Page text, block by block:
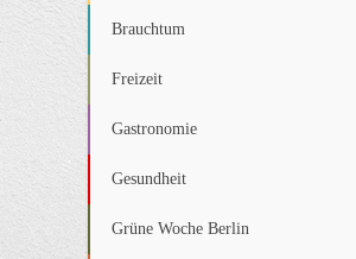
Brauchtum
Freizeit
Gastronomie
Gesundheit
Grüne Woche Berlin